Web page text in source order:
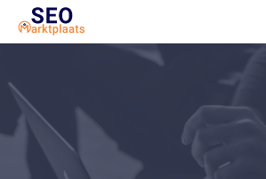
SEO tools reviews
Marketeer bij jou in de
Offerte
1. Seo voor beginners